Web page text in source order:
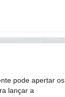
pode apertar os
lançar a